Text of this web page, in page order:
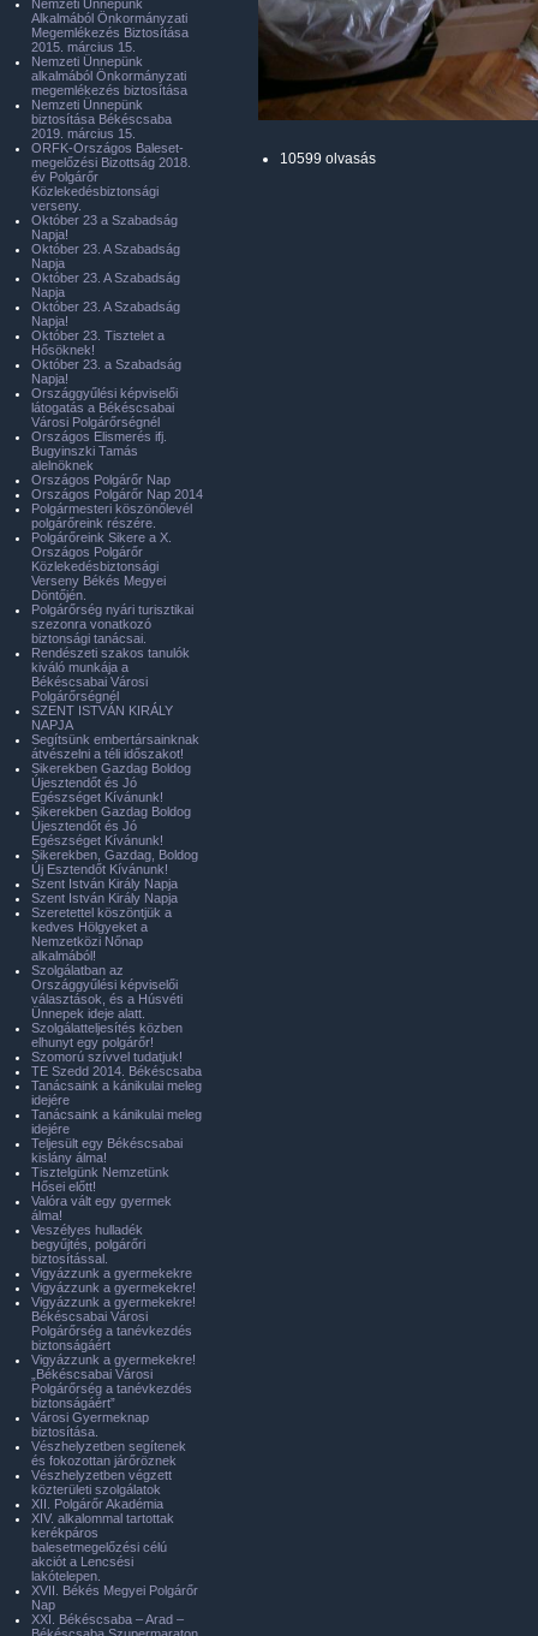
10599 olvasás
Nemzeti Ünnepünk
Alkalmából Önkormányzati
Megemlékezés Biztosítása
2015. március 15.
Nemzeti Ünnepünk
alkalmából Önkormányzati
megemlékezés biztosítása
Nemzeti Ünnepünk
biztosítása Békéscsaba
2019. március 15.
ORFK-Országos Baleset-
megelőzési Bizottság 2018.
év Polgárőr
Közlekedésbiztonsági
verseny.
Október 23 a Szabadság
Napja!
Október 23. A Szabadság
Napja
Október 23. A Szabadság
Napja
Október 23. A Szabadság
Napja!
Október 23. Tisztelet a
Hősöknek!
Október 23. a Szabadság
Napja!
Országgyűlési képviselői
látogatás a Békéscsabai
Városi Polgárőrségnél
Országos Elismerés ifj.
Bugyinszki Tamás
alelnöknek
Országos Polgárőr Nap
Országos Polgárőr Nap 2014
Polgármesteri köszönőlevél
polgárőreink részére.
Polgárőreink Sikere a X.
Országos Polgárőr
Közlekedésbiztonsági
Verseny Békés Megyei
Döntőjén.
Polgárőrség nyári turisztikai
szezonra vonatkozó
biztonsági tanácsai.
Rendészeti szakos tanulók
kiváló munkája a
Békéscsabai Városi
Polgárőrségnél
SZENT ISTVÁN KIRÁLY
NAPJA
Segítsünk embertársainknak
átvészelni a téli időszakot!
Sikerekben Gazdag Boldog
Újesztendőt és Jó
Egészséget Kívánunk!
Sikerekben Gazdag Boldog
Újesztendőt és Jó
Egészséget Kívánunk!
Sikerekben, Gazdag, Boldog
Új Esztendőt Kívánunk!
Szent István Király Napja
Szent István Király Napja
Szeretettel köszöntjük a
kedves Hölgyeket a
Nemzetközi Nőnap
alkalmából!
Szolgálatban az
Országgyűlési képviselői
választások, és a Húsvéti
Ünnepek ideje alatt.
Szolgálatteljesítés közben
elhunyt egy polgárőr!
Szomorú szívvel tudatjuk!
TE Szedd 2014. Békéscsaba
Tanácsaink a kánikulai meleg
idejére
Tanácsaink a kánikulai meleg
idejére
Teljesült egy Békéscsabai
kislány álma!
Tisztelgünk Nemzetünk
Hősei előtt!
Valóra vált egy gyermek
álma!
Veszélyes hulladék
begyűjtés, polgárőri
biztosítással.
Vigyázzunk a gyermekekre
Vigyázzunk a gyermekekre!
Vigyázzunk a gyermekekre!
Békéscsabai Városi
Polgárőrség a tanévkezdés
biztonságáért
Vigyázzunk a gyermekekre!
„Békéscsabai Városi
Polgárőrség a tanévkezdés
biztonságáért”
Városi Gyermeknap
biztosítása.
Vészhelyzetben segítenek
és fokozottan járőröznek
Vészhelyzetben végzett
közterületi szolgálatok
XII. Polgárőr Akadémia
XIV. alkalommal tartottak
kerékpáros
balesetmegelőzési célú
akciót a Lencsési
lakótelepen.
XVII. Békés Megyei Polgárőr
Nap
XXI. Békéscsaba – Arad –